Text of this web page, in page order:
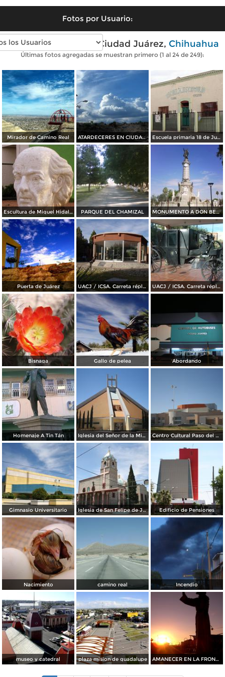
Fotos por Usuario:
Fotos modernas de Ciudad Juárez, Chihuahua
Últimas fotos agregadas se muestran primero (1 al 24 de 249):
Mirador de Camino Real ATARDECERES EN CIUDAD JUAREZ Escuela primaria 18 de Julio
Escultura de Miguel Hidalgo PARQUE DEL CHAMIZAL MONUMENTO A DON BENITO JUAREZ
Puerta de Juárez UACJ / ICSA. Carreta réplica de la transportó a Benito Juárez hasta Paso del Norte UACJ / ICSA. Carreta réplica de la transportó a Benito Juárez hasta Paso del Norte
Bisnaga Gallo de pelea Abordando
Homenaje A Tin Tán Iglesia del Señor de la Misericordia Centro Cultural Paso del Norte
Gimnasio Universitario Iglesia de San Felipe de Jesús Edificio de Pensiones
Nacimiento camino real Incendio
museo y catedral plaza mision de guadalupe AMANECER EN LA FRONTERA